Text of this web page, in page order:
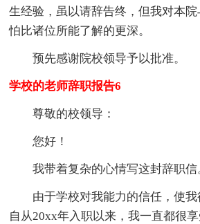
生经验，虽以请辞告终，但我对本
怕比诸位所能了解的更深。
预先感谢院校领导予以批准。
学校的老师辞职报告6
尊敬的校领导：
您好！
我带着复杂的心情写这封辞职信
由于学校对我能力的信任，使我
自从20xx年入职以来，我一直都很